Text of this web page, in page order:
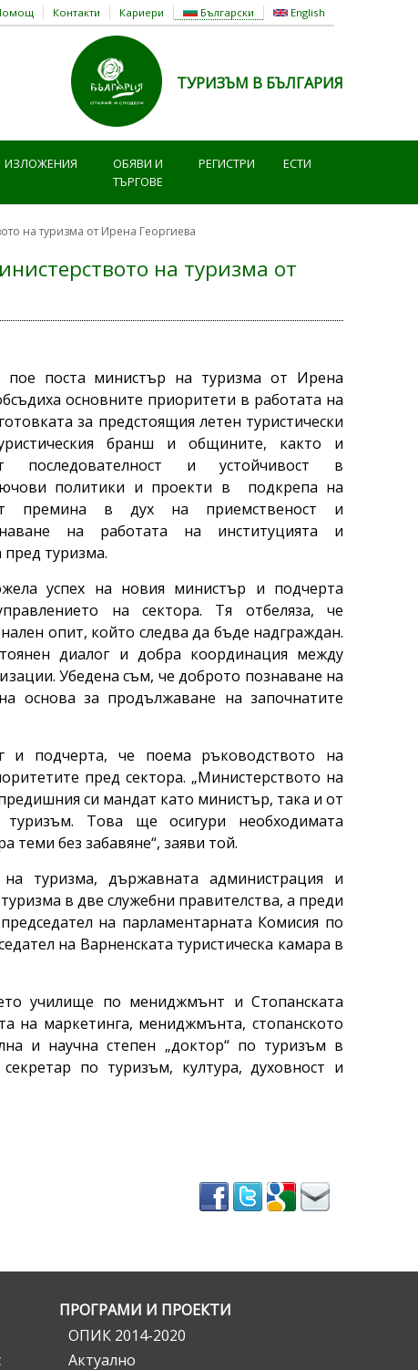
Български English
Контакти Кариери
ТУРИЗЪМ В БЪЛГАРИЯ
ИЗЛОЖЕНИЯ
ОБЯВИ И
ТЪРГОВЕ
РЕГИСТРИ ЕСТИ
на туризма от Ирена Георгиева
на туризма от
поста министър на туризма от Ирена
основните приоритети в работата на
за предстоящия летен туристически
бранш и общините, както и
последователност и устойчивост в
политики и проекти в подкрепа на
премина в дух на приемственост и
на работата на институцията и
пред туризма.
успех на новия министър и подчерта
на сектора. Тя отбеляза, че
опит, който следва да бъде надграждан.
диалог и добра координация между
Убедена съм, че доброто познаване на
основа за продължаване на започнатите
и подчерта, че поема ръководството на
пред сектора. „Министерството на
си мандат като министър, така и от
Това ще осигури необходимата
теми без забавяне“, заяви той.
туризма, държавната администрация и
в две служебни правителства, а преди
на парламентарната Комисия по
на Варненската туристическа камара в
училище по мениджмънт и Стопанската
на маркетинга, мениджмънта, стопанското
и научна степен „доктор“ по туризъм в
по туризъм, култура, духовност и
ПРОГРАМИ И ПРОЕКТИ
ОПИК 2014-2020
Актуално